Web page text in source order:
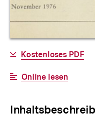
Allgemeine
Informationen
Download-
Kostenloses PDF
Interner
Online lesen